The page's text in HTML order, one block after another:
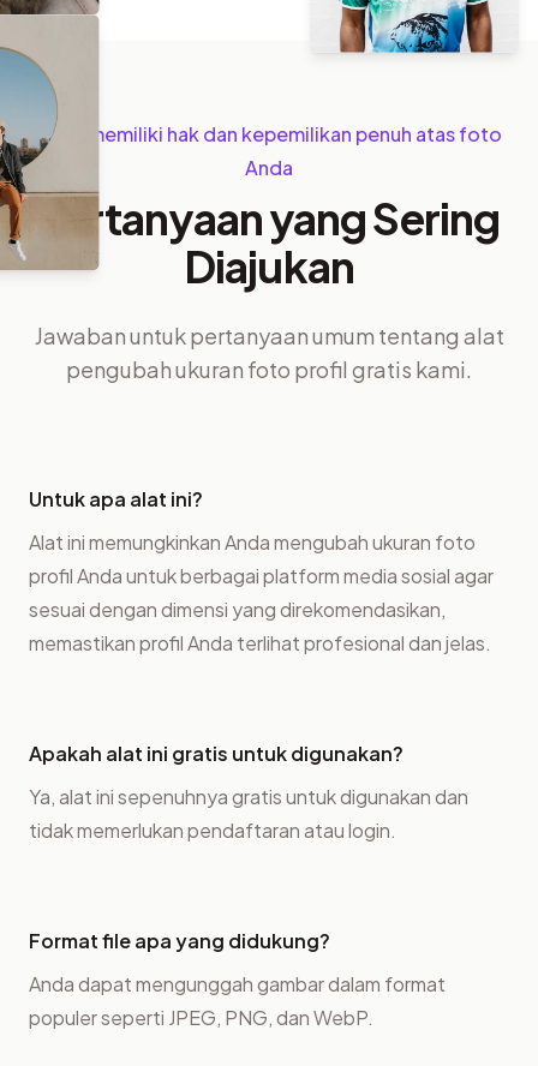
Anda memiliki hak dan kepemilikan penuh atas foto
Anda
Pertanyaan yang Sering
Diajukan
Jawaban untuk pertanyaan umum tentang alat
pengubah ukuran foto profil gratis kami.
Untuk apa alat ini?
Alat ini memungkinkan Anda mengubah ukuran foto
profil Anda untuk berbagai platform media sosial agar
sesuai dengan dimensi yang direkomendasikan,
memastikan profil Anda terlihat profesional dan jelas.
Apakah alat ini gratis untuk digunakan?
Ya, alat ini sepenuhnya gratis untuk digunakan dan
tidak memerlukan pendaftaran atau login.
Format file apa yang didukung?
Anda dapat mengunggah gambar dalam format
populer seperti JPEG, PNG, dan WebP.